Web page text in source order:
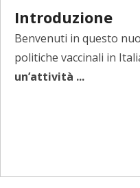
Introduzione
Benvenuti in questo
politiche vaccinali in
un’attività ...